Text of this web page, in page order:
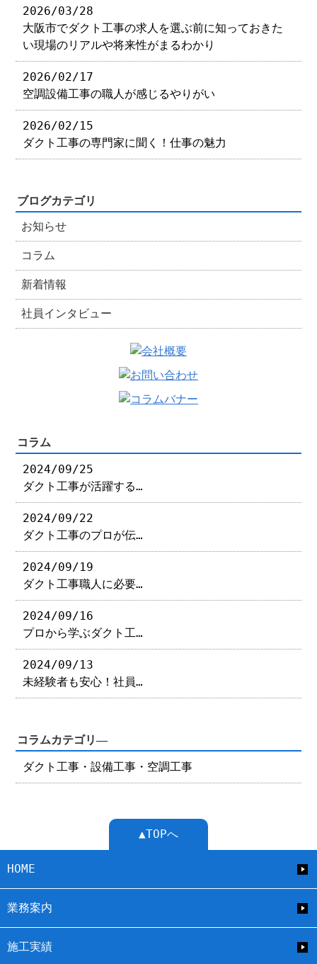
2026/03/28
大阪市でダクト工事の求人を選ぶ前に知っておきた
い現場のリアルや将来性がまるわかり
2026/02/17
空調設備工事の職人が感じるやりがい
2026/02/15
ダクト工事の専門家に聞く！仕事の魅力
ブログカテゴリ
お知らせ
コラム
新着情報
社員インタビュー
コラム
2024/09/25
ダクト工事が活躍する…
2024/09/22
ダクト工事のプロが伝…
2024/09/19
ダクト工事職人に必要…
2024/09/16
プロから学ぶダクト工…
2024/09/13
未経験者も安心！社員…
コラムカテゴリ―
ダクト工事・設備工事・空調工事
▲TOPへ
HOME
業務案内
施工実績